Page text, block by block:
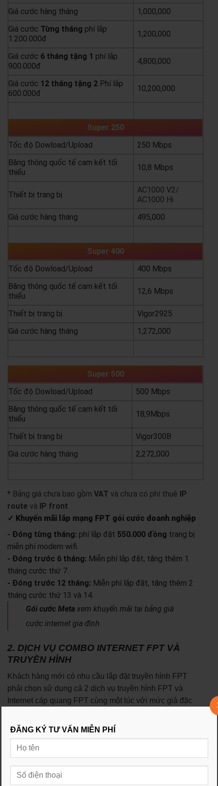
Giá cước hàng tháng
1,000,000
Giá cước Từng tháng phí lắp
1.200.000đ
1,200,000
Giá cước 6 tháng tặng 1 phí lắp
900.000đ
4,800,000
Giá cước 12 tháng tặng 2 Phí lắp
600.000đ
10,200,000
Super 250
Tốc độ Dowload/Upload
250 Mbps
Băng thông quốc tế cam kết tối
thiểu
10,8 Mbps
Thiết bị trang bị
AC1000 V2/
AC1000 Hi
Giá cước hàng tháng
495,000
Super 400
Tốc độ Dowload/Upload
400 Mbps
Băng thông quốc tế cam kết tối
thiểu
12,6 Mbps
Thiết bị trang bị
Vigor2925
Giá cước hàng tháng
1,272,000
Super 500
Tốc độ Dowload/Upload
500 Mbps
Băng thông quốc tế cam kết tối
thiểu
18,9Mbps
Thiết bị trang bị
Vigor300B
Giá cước hàng tháng
2,272,000
* Bảng giá chưa bao gồm VAT và chưa có phí thuê IP
route và IP front
✓ Khuyến mãi lắp mạng FPT gói cước doanh nghiệp
- Đóng từng tháng: phí lắp đặt 550.000 đồng trang bị
miễn phí modem wifi.
- Đóng trước 6 tháng: Miễn phí lắp đặt, tặng thêm 1
tháng cước thứ 7.
- Đóng trước 12 tháng: Miễn phí lắp đặt, tặng thêm 2
tháng cước thứ 13 và 14.
Gói cước Meta xem khuyến mãi tại bảng giá
cước internet gia đình
2. DỊCH VỤ COMBO INTERNET FPT VÀ
TRUYỀN HÌNH
Khách hàng mới có nhu cầu lắp đặt truyền hình FPT
phải chọn sử dụng cả 2 dịch vụ truyền hình FPT và
Internet cáp quang FPT cùng một lúc với mức giá đặc
BẢNG GIÁ LẮP ĐẶT COMBO INTERNET VÀ TRUYỀN
HÌNH FPT
chọn sử dụng cả 2 dịch vụ truyền hình FPT và Internet
ĐĂNG KÝ TƯ VẤN MIỄN PHÍ